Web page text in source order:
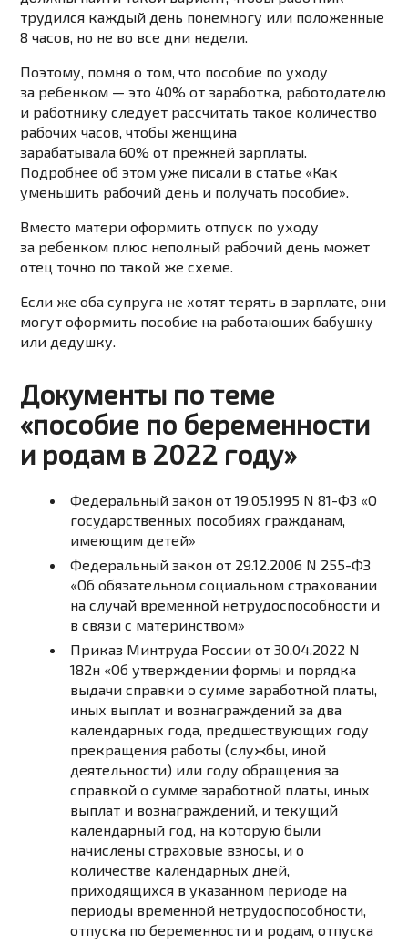
трудился каждый день понемногу или положенные
8 часов, но не во все дни недели.
Поэтому, помня о том, что пособие по уходу
за ребенком — это 40% от заработка, работодателю
и работнику следует рассчитать такое количество
рабочих часов, чтобы женщина
зарабатывала 60% от прежней зарплаты.
Подробнее об этом уже писали в статье «Как
уменьшить рабочий день и получать пособие».
Вместо матери оформить отпуск по уходу
за ребенком плюс неполный рабочий день может
отец точно потакой же схеме.
Если же оба супруга не хотят терять в зарплате, они
могут оформить пособие на работающих бабушку
или дедушку.
Документы по теме
«пособие по беременности
и родам в 2022 году»
Федеральный закон от 19.05.1995 N 81-ФЗ «О
государственных пособиях гражданам,
имеющим детей»
Федеральный закон от 29.12.2006 N 255-ФЗ
«Об обязательном социальном страховании
на случай временной нетрудоспособности и
в связи с материнством»
Приказ Минтруда России от 30.04.2022 N
182н «Об утверждении формы и порядка
выдачи справки о сумме заработной платы,
иных выплат и вознаграждений за два
календарных года, предшествующих году
прекращения работы (службы, иной
деятельности) или году обращения за
справкой о сумме заработной платы, иных
выплат и вознаграждений, и текущий
календарный год, на которую были
начислены страховые взносы, и о
количестве календарных дней,
приходящихся в указанном периоде на
периоды временной нетрудоспособности,
отпуска по беременности и родам, отпуска